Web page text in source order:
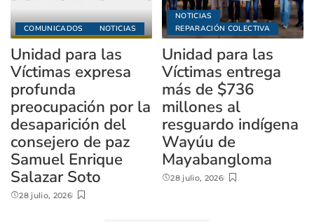
COMUNICADOS NOTICIAS
Unidad para las
Víctimas expresa
profunda
preocupación por la
desaparición del
consejero de paz
Samuel Enrique
Salazar Soto
28 julio, 2026
NOTICIAS
REPARACIÓN COLECTIVA
Unidad para las
Víctimas entrega
más de $736
millones al
resguardo indígena
Wayúu de
Mayabangloma
28 julio, 2026